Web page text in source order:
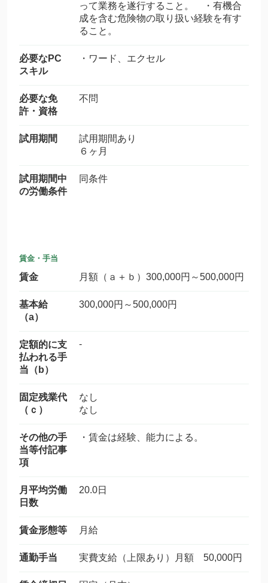
って業務を遂行すること。 ・有機合
成を含む危険物の取り扱い経験を有す
ること。
必要なPC
スキル
・ワード、エクセル
必要な免
許・資格
不問
試用期間
試用期間あり
６ヶ月
試用期間中
の労働条件
同条件
賃金・手当
賃金 月額（ａ＋ｂ）300,000円～500,000円
基本給
（a）
300,000円～500,000円
定額的に支
払われる手
当（b）
-
固定残業代
（ｃ）
なし
なし
その他の手
当等付記事
項
・賃金は経験、能力による。
月平均労働
日数
20.0日
賃金形態等 月給
通勤手当 実費支給（上限あり）月額 50,000円